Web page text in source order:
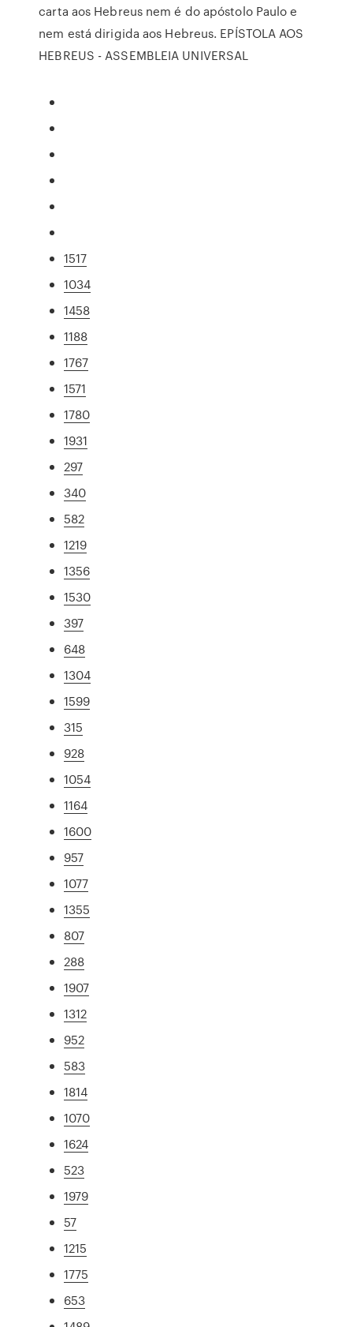
carta aos Hebreus nem é do apóstolo Paulo e
nem está dirigida aos Hebreus. EPÍSTOLA AOS
HEBREUS - ASSEMBLEIA UNIVERSAL
1517
1034
1458
1188
1767
1571
1780
1931
297
340
582
1219
1356
1530
397
648
1304
1599
315
928
1054
1164
1600
957
1077
1355
807
288
1907
1312
952
583
1814
1070
1624
523
1979
57
1215
1775
653